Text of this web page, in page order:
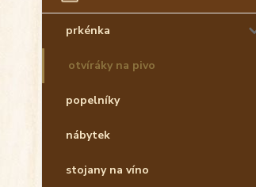
prkénka
otvíráky na pivo
popelníky
nábytek
stojany na víno